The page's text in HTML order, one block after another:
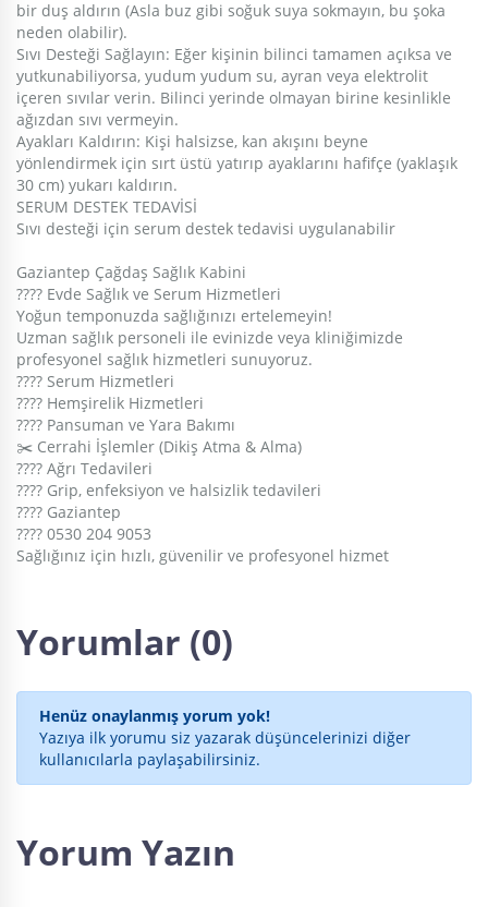
bir duş aldırın (Asla buz gibi soğuk suya sokmayın, bu şoka
neden olabilir).
​Sıvı Desteği Sağlayın: Eğer kişinin bilinci tamamen açıksa ve
yutkunabiliyorsa, yudum yudum su, ayran veya elektrolit
içeren sıvılar verin. Bilinci yerinde olmayan birine kesinlikle
ağızdan sıvı vermeyin.
​Ayakları Kaldırın: Kişi halsizse, kan akışını beyne
yönlendirmek için sırt üstü yatırıp ayaklarını hafifçe (yaklaşık
30 cm) yukarı kaldırın.
​SERUM DESTEK TEDAVİSİ
Sıvı desteği için serum destek tedavisi uygulanabilir
Gaziantep Çağdaş Sağlık Kabini
???? Evde Sağlık ve Serum Hizmetleri
Yoğun temponuzda sağlığınızı ertelemeyin!
Uzman sağlık personeli ile evinizde veya kliniğimizde
profesyonel sağlık hizmetleri sunuyoruz.
???? Serum Hizmetleri
???? Hemşirelik Hizmetleri
???? Pansuman ve Yara Bakımı
✂️ Cerrahi İşlemler (Dikiş Atma & Alma)
???? Ağrı Tedavileri
???? Grip, enfeksiyon ve halsizlik tedavileri
???? Gaziantep
???? 0530 204 9053
Sağlığınız için hızlı, güvenilir ve profesyonel hizmet
Yorumlar (0)
Henüz onaylanmış yorum yok!
Yazıya ilk yorumu siz yazarak düşüncelerinizi diğer
kullanıcılarla paylaşabilirsiniz.
Yorum Yazın